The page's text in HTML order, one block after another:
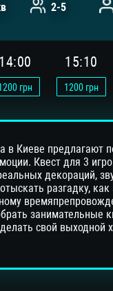
2-5
14:00
грн
15:10
1200 грн
в Киеве предлагают
Квест для 3
декораций,
разгадку,
занимательные
свой выходной